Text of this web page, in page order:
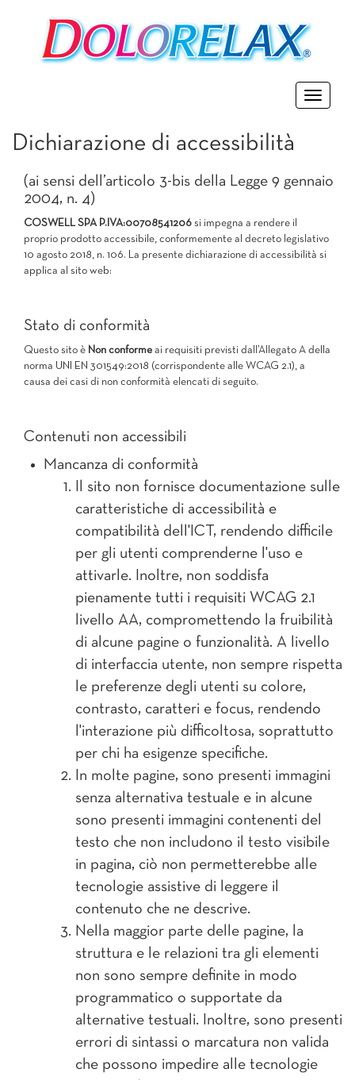
Toggle
Dichiarazione di accessibilità
(ai sensi dell’articolo 3-bis della Legge 9 gennaio
2004, n. 4)
COSWELL SPA P.IVA:00708541206 si impegna a rendere il
proprio prodotto accessibile, conformemente al decreto legislativo
10 agosto 2018, n. 106. La presente dichiarazione di accessibilità si
applica al sito web:
Stato di conformità
Questo sito è Non conforme ai requisiti previsti dall’Allegato A della
norma UNI EN 301549:2018 (corrispondente alle WCAG 2.1), a
causa dei casi di non conformità elencati di seguito.
Contenuti non accessibili
Mancanza di conformità
Il sito non fornisce documentazione sulle
caratteristiche di accessibilità e
compatibilità dell'ICT, rendendo difficile
per gli utenti comprenderne l'uso e
attivarle. Inoltre, non soddisfa
pienamente tutti i requisiti WCAG 2.1
livello AA, compromettendo la fruibilità
di alcune pagine o funzionalità. A livello
di interfaccia utente, non sempre rispetta
le preferenze degli utenti su colore,
contrasto, caratteri e focus, rendendo
l'interazione più difficoltosa, soprattutto
per chi ha esigenze specifiche.
In molte pagine, sono presenti immagini
senza alternativa testuale e in alcune
sono presenti immagini contenenti del
testo che non includono il testo visibile
in pagina, ciò non permetterebbe alle
tecnologie assistive di leggere il
contenuto che ne descrive.
Nella maggior parte delle pagine, la
struttura e le relazioni tra gli elementi
non sono sempre definite in modo
programmatico o supportate da
alternative testuali. Inoltre, sono presenti
errori di sintassi o marcatura non valida
che possono impedire alle tecnologie